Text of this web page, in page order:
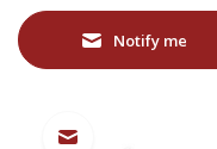
Notify me